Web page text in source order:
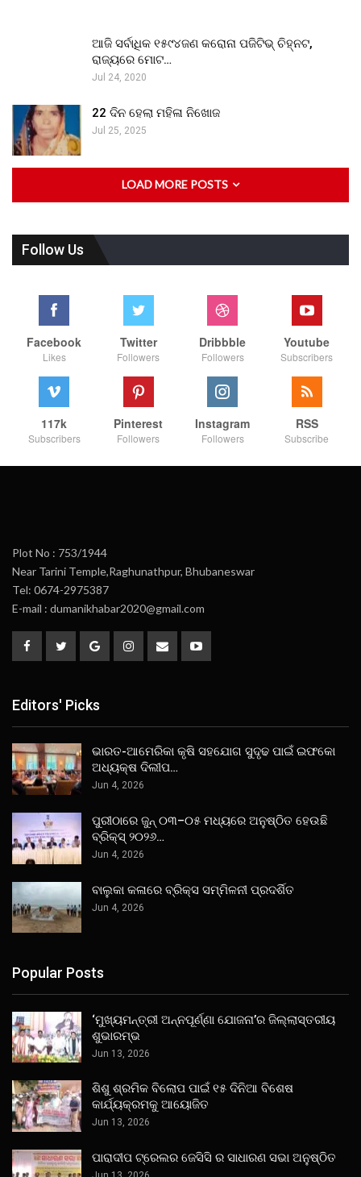
ଆଜି ସର୍ବାଧିକ ୧୫୯୪ଜଣ କରୋନା ପଜିଟିଭ୍ ଚିହ୍ନଟ,
ରାଜ୍ୟରେ ମୋଟ…
Jul 24, 2020
22 ଦିନ ହେଲା ମହିଳା ନିଖୋଜ
Jul 25, 2025
LOAD MORE POSTS
Follow Us
Facebook
Likes
Twitter
Followers
Dribbble
Followers
Youtube
Subscribers
117k
Subscribers
Pinterest
Followers
Instagram
Followers
RSS
Subscribe
Plot No : 753/1944
Near Tarini Temple,Raghunathpur, Bhubaneswar
Tel: 0674-2975387
E-mail : dumanikhabar2020@gmail.com
Editors' Picks
ଭାରତ-ଆମେରିକା କୃଷି ସହଯୋଗ ସୁଦୃଢ ପାଇଁ ଇଫକୋ
ଅଧ୍ୟକ୍ଷ ଦିଲୀପ…
Jun 4, 2026
ପୁରୀଠାରେ ଜୁନ୍ ୦୩–୦୫ ମଧ୍ୟରେ ଅନୁଷ୍ଠିତ ହେଉଛି
ବ୍ରିକ୍ସ୍ ୨୦୨୬…
Jun 4, 2026
ବାଲୁକା କଳାରେ ବ୍ରିକ୍ସ ସମ୍ମିଳନୀ ପ୍ରଦର୍ଶିତ
Jun 4, 2026
Popular Posts
‘ମୁଖ୍ୟମନ୍ତ୍ରୀ ଅନ୍ନପୂର୍ଣ୍ଣା ଯୋଜନା’ର ଜିଲ୍ଲାସ୍ତରୀୟ
ଶୁଭାରମ୍ଭ
Jun 13, 2026
ଶିଶୁ ଶ୍ରମିକ ବିଲୋପ ପାଇଁ ୧୫ ଦିନିଆ ବିଶେଷ
କାର୍ଯ୍ୟକ୍ରମକୁ ଆୟୋଜିତ
Jun 13, 2026
ପାରାଦୀପ ଟ୍ରେଲର ଜେସିସି ର ସାଧାରଣ ସଭା ଅନୁଷ୍ଠିତ